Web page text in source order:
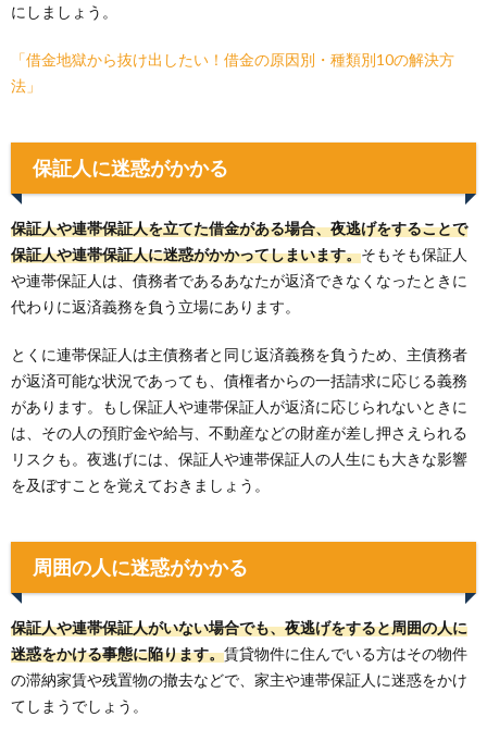
にしましょう。
「借金地獄から抜け出したい！借金の原因別・種類別10の解決方
法」
保証人に迷惑がかかる
保証人や連帯保証人を立てた借金がある場合、夜逃げをすることで
保証人や連帯保証人に迷惑がかかってしまいます。そもそも保証人
や連帯保証人は、債務者であるあなたが返済できなくなったときに
代わりに返済義務を負う立場にあります。
とくに連帯保証人は主債務者と同じ返済義務を負うため、主債務者
が返済可能な状況であっても、債権者からの一括請求に応じる義務
があります。もし保証人や連帯保証人が返済に応じられないときに
は、その人の預貯金や給与、不動産などの財産が差し押さえられる
リスクも。夜逃げには、保証人や連帯保証人の人生にも大きな影響
を及ぼすことを覚えておきましょう。
周囲の人に迷惑がかかる
保証人や連帯保証人がいない場合でも、夜逃げをすると周囲の人に
迷惑をかける事態に陥ります。賃貸物件に住んでいる方はその物件
の滞納家賃や残置物の撤去などで、家主や連帯保証人に迷惑をかけ
てしまうでしょう。